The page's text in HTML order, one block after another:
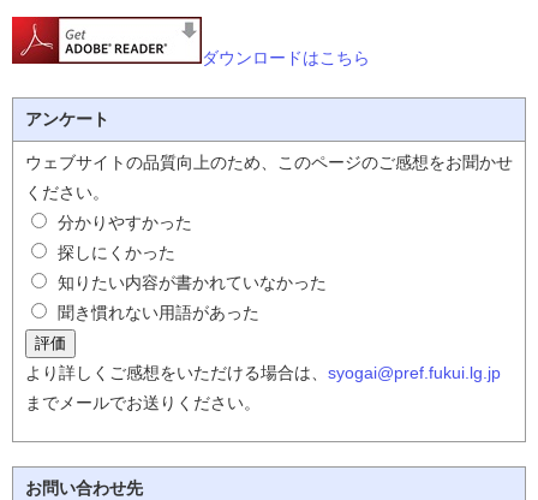
ダウンロードはこちら
アンケート
ウェブサイトの品質向上のため、このページのご感想をお聞かせ
ください。
分かりやすかった
探しにくかった
知りたい内容が書かれていなかった
聞き慣れない用語があった
より詳しくご感想をいただける場合は、 syogai@pref.fukui.lg.jp
までメールでお送りください。
お問い合わせ先